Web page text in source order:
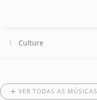
Culture
VER TODAS AS MÚSICAS